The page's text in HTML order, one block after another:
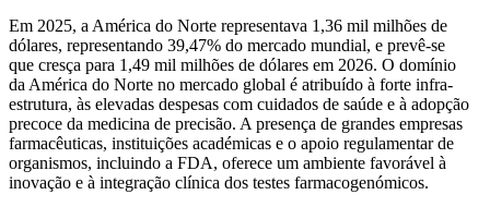
Em 2025, a América do Norte representava 1,36 mil milhões de
dólares, representando 39,47% do mercado mundial, e prevê-se
que cresça para 1,49 mil milhões de dólares em 2026. O domínio
da América do Norte no mercado global é atribuído à forte infra-
estrutura, às elevadas despesas com cuidados de saúde e à adopção
precoce da medicina de precisão. A presença de grandes empresas
farmacêuticas, instituições académicas e o apoio regulamentar de
organismos, incluindo a FDA, oferece um ambiente favorável à
inovação e à integração clínica dos testes farmacogenómicos.